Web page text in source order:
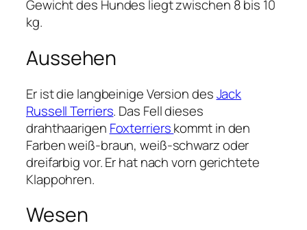
Gewicht des Hundes liegt zwischen 8 bis 10
kg.
Aussehen
Er ist die langbeinige Version desJack
Russell Terriers. Das Fell dieses
drahthaarigen Foxterrierskommt in den
Farben weiß-braun, weiß-schwarz oder
dreifarbig vor. Er hat nach vorn gerichtete
Klappohren.
Wesen